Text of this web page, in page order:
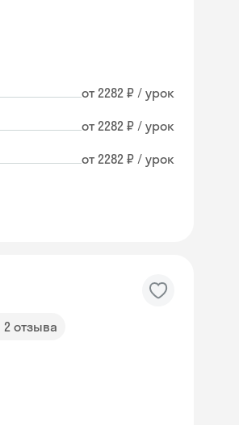
от 2282 ₽ / урок
от 2282 ₽ / урок
от 2282 ₽ / урок
2 отзыва